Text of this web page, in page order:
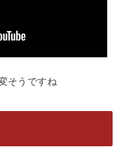
そうですね